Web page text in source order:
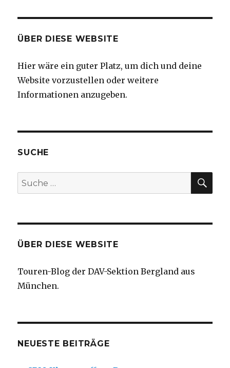
ÜBER DIESE WEBSITE
Hier wäre ein guter Platz, um dich und deine
Website vorzustellen oder weitere
Informationen anzugeben.
SUCHE
Suche
nach:
ÜBER DIESE WEBSITE
Touren-Blog der DAV-SektionBergland aus
München.
NEUESTE BEITRÄGE